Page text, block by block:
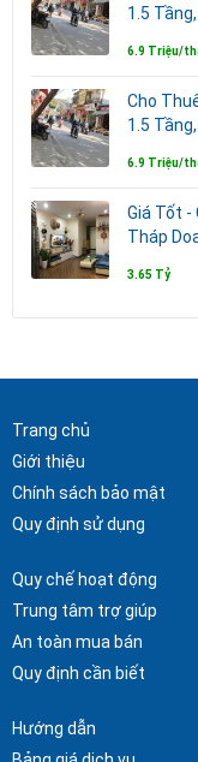
1.5
6.9 Triệu/
Cho
1.5
6.9 Triệu/
Giá Tốt -
Tháp
3.65 Tỷ
Trang chủ
Giới thiệu
Chính sách bảo mật
Quy định sử dụng
Quy chế hoạt động
Trung tâm trợ giúp
An toàn mua bán
Quy định cần biết
Hướng dẫn